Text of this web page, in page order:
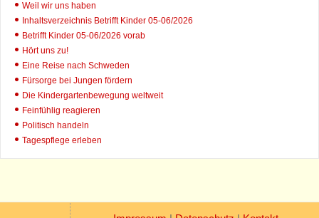
Weil wir uns haben
Inhaltsverzeichnis Betrifft Kinder 05-06/2026
Betrifft Kinder 05-06/2026 vorab
Hört uns zu!
Eine Reise nach Schweden
Fürsorge bei Jungen fördern
Die Kindergartenbewegung weltweit
Feinfühlig reagieren
Politisch handeln
Tagespflege erleben